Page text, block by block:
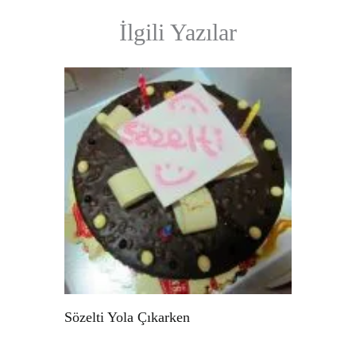
İlgili Yazılar
Sözelti Yola Çıkarken